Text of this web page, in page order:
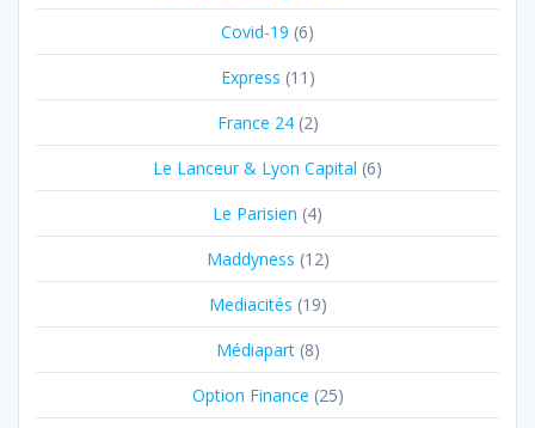
Covid-19 (6)
Express (11)
France 24(2)
Le Lanceur & Lyon Capital (6)
Le Parisien (4)
Maddyness (12)
Mediacités (19)
Médiapart(8)
Option Finance (25)